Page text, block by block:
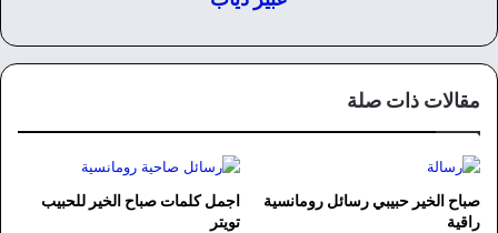
مقالات ذات صلة
صباح الخير حبيبي رسائل رومانسية
راقية
اجمل كلمات صباح الخير للحبيب
تويتر